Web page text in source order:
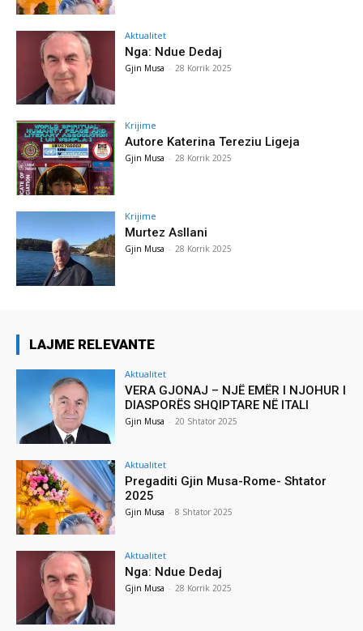
Aktualitet
Nga: Ndue Dedaj
Gjin Musa - 28 Korrik 2025
Krijime
Autore Katerina Tereziu Ligeja
Gjin Musa - 28 Korrik 2025
Krijime
Murtez Asllani
Gjin Musa - 28 Korrik 2025
LAJME RELEVANTE
Aktualitet
VERA GJONAJ – NJË EMËR I NJOHUR I
DIASPORËS SHQIPTARE NË ITALI
Gjin Musa - 20 Shtator 2025
Aktualitet
Pregaditi Gjin Musa-Rome- Shtator
2025
Gjin Musa - 8 Shtator 2025
Aktualitet
Nga: Ndue Dedaj
Gjin Musa - 28 Korrik 2025